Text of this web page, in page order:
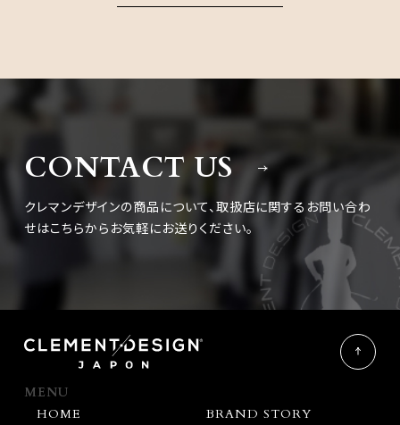
CONTACT US
クレマンデザインの商品について、取扱店に関するお問い合わ
せはこちらからお気軽にお送りください。
MENU
HOME
BRAND STORY